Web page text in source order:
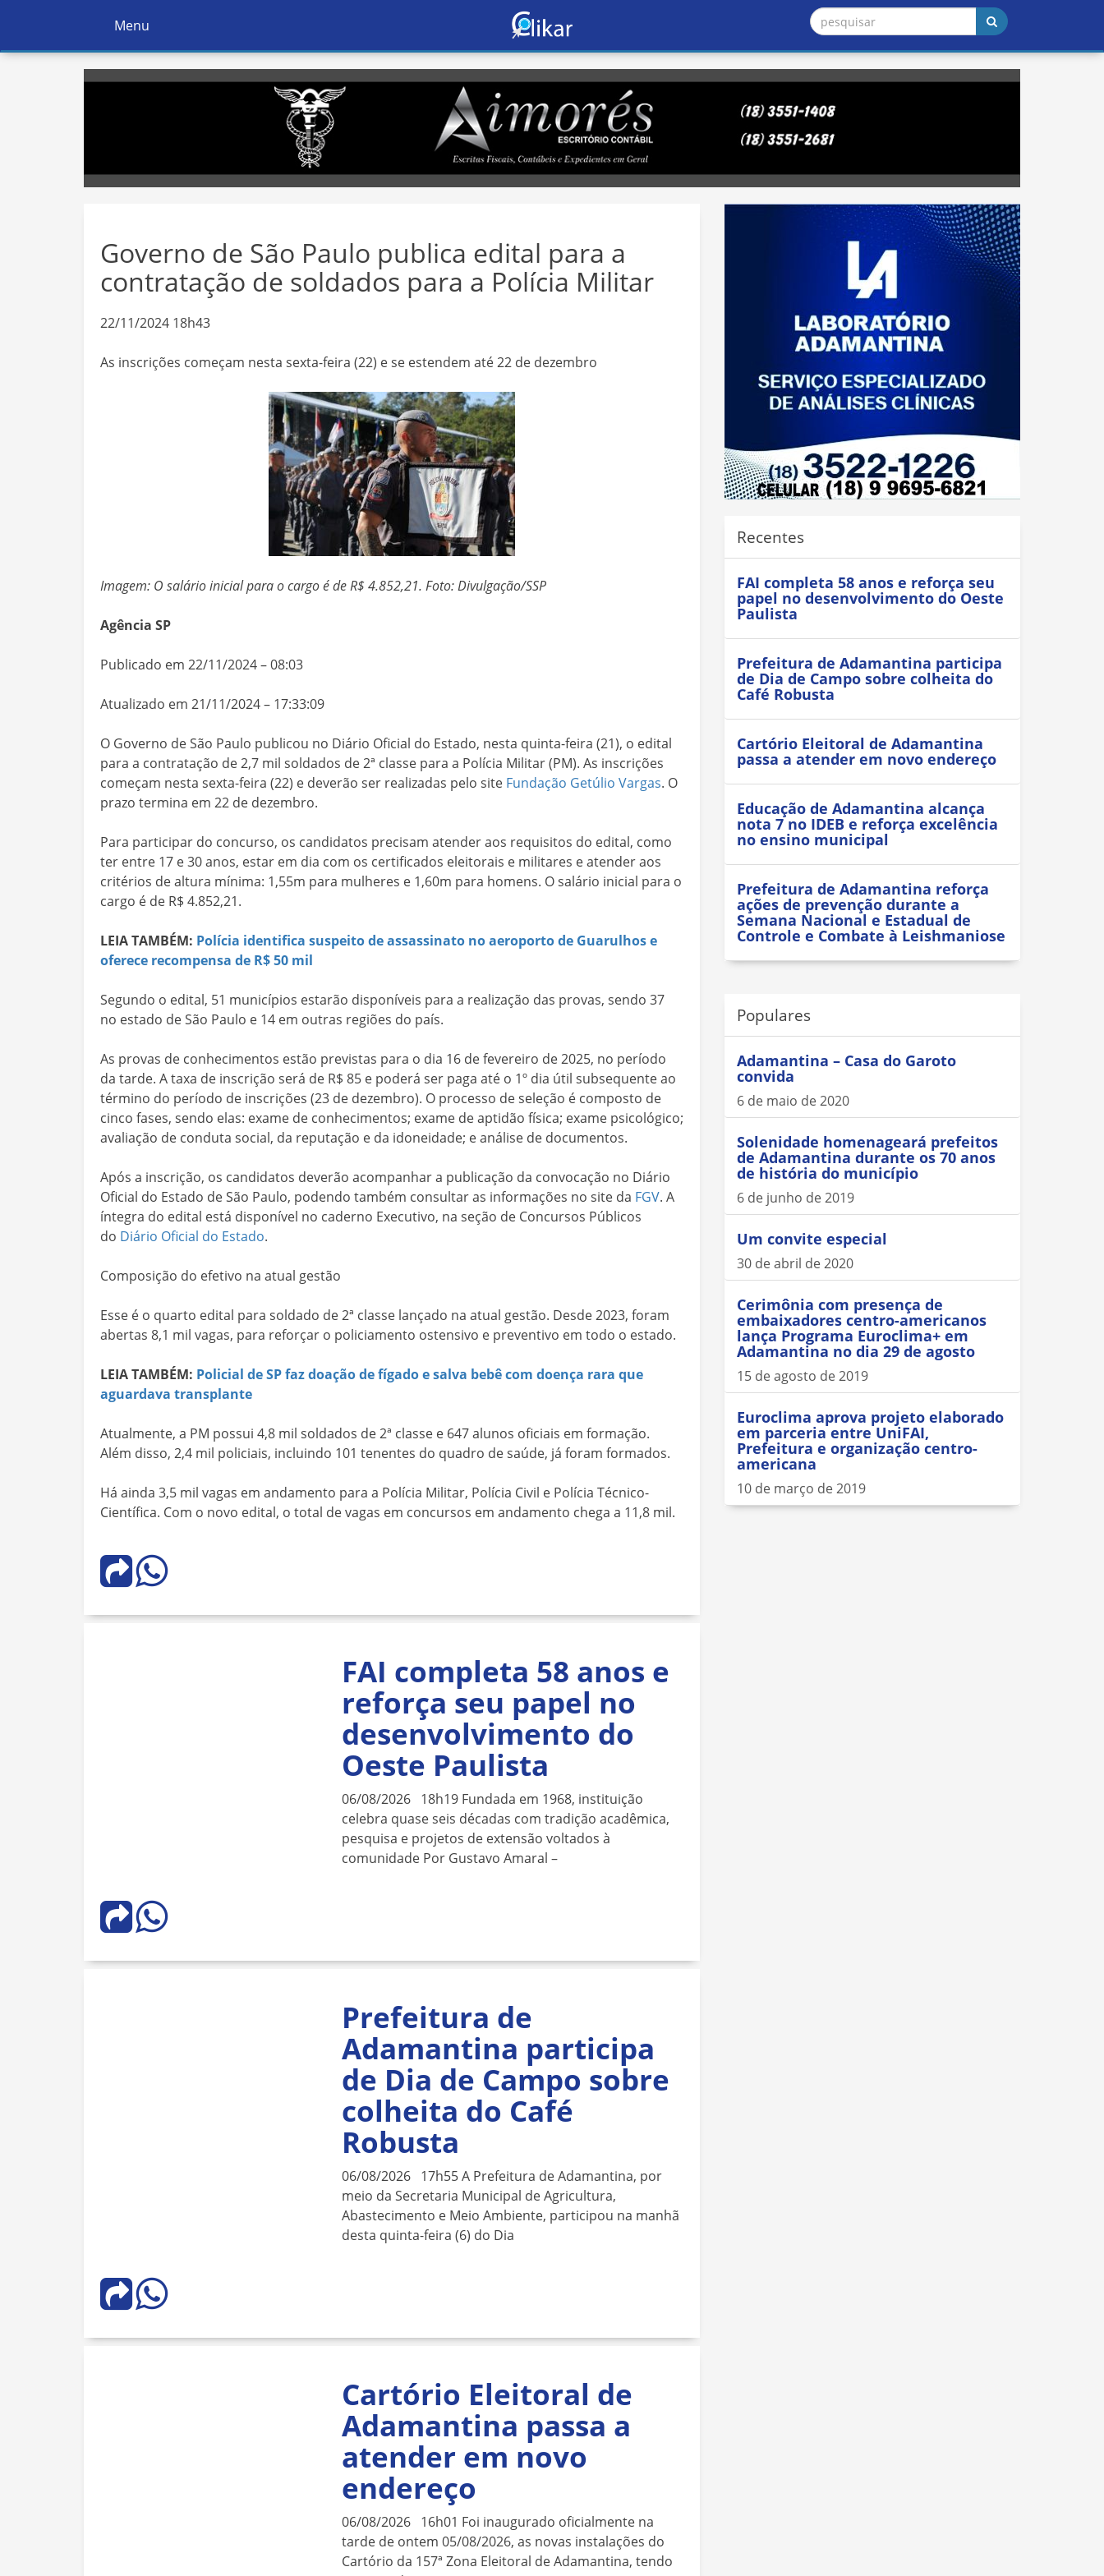
Ativar
Navegação
Menu
Governo de São Paulo publica edital para a
contratação de soldados para a Polícia Militar
22/11/2024 18h43
As inscrições começam nesta sexta-feira (22) e se estendem até 22 de dezembro
Imagem: O salário inicial para o cargo é de R$ 4.852,21. Foto: Divulgação/SSP
Agência SP
Publicado em 22/11/2024 – 08:03
Atualizado em 21/11/2024 – 17:33:09
O Governo de São Paulo publicou no Diário Oficial do Estado, nesta quinta-feira (21), o edital
para a contratação de 2,7 mil soldados de 2ª classe para a Polícia Militar (PM). As inscrições
começam nesta sexta-feira (22) e deverão ser realizadas pelo site Fundação Getúlio Vargas. O
prazo termina em 22 de dezembro.
Para participar do concurso, os candidatos precisam atender aos requisitos do edital, como
ter entre 17 e 30 anos, estar em dia com os certificados eleitorais e militares e atender aos
critérios de altura mínima: 1,55m para mulheres e 1,60m para homens. O salário inicial para o
cargo é de R$ 4.852,21.
LEIA TAMBÉM: Polícia identifica suspeito de assassinato no aeroporto de Guarulhos e
oferece recompensa de R$ 50 mil
Segundo o edital, 51 municípios estarão disponíveis para a realização das provas, sendo 37
no estado de São Paulo e 14 em outras regiões do país.
As provas de conhecimentos estão previstas para o dia 16 de fevereiro de 2025, no período
da tarde. A taxa de inscrição será de R$ 85 e poderá ser paga até o 1º dia útil subsequente ao
término do período de inscrições (23 de dezembro). O processo de seleção é composto de
cinco fases, sendo elas: exame de conhecimentos; exame de aptidão física; exame psicológico;
avaliação de conduta social, da reputação e da idoneidade; e análise de documentos.
Após a inscrição, os candidatos deverão acompanhar a publicação da convocação no Diário
Oficial do Estado de São Paulo, podendo também consultar as informações no site da FGV. A
íntegra do edital está disponível no caderno Executivo, na seção de Concursos Públicos
do Diário Oficial do Estado.
Composição do efetivo na atual gestão
Esse é o quarto edital para soldado de 2ª classe lançado na atual gestão. Desde 2023, foram
abertas 8,1 mil vagas, para reforçar o policiamento ostensivo e preventivo em todo o estado.
LEIA TAMBÉM: Policial de SP faz doação de fígado e salva bebê com doença rara que
aguardava transplante
Atualmente, a PM possui 4,8 mil soldados de 2ª classe e 647 alunos oficiais em formação.
Além disso, 2,4 mil policiais, incluindo 101 tenentes do quadro de saúde, já foram formados.
Há ainda 3,5 mil vagas em andamento para a Polícia Militar, Polícia Civil e Polícia Técnico-
Científica. Com o novo edital, o total de vagas em concursos em andamento chega a 11,8 mil.
FAI completa 58 anos e
reforça seu papel no
desenvolvimento do
Oeste Paulista
06/08/2026 18h19 Fundada em 1968, instituição
celebra quase seis décadas com tradição acadêmica,
pesquisa e projetos de extensão voltados à
comunidade Por Gustavo Amaral –
Prefeitura de
Adamantina participa
de Dia de Campo sobre
colheita do Café
Robusta
06/08/2026 17h55 A Prefeitura de Adamantina, por
meio da Secretaria Municipal de Agricultura,
Abastecimento e Meio Ambiente, participou na manhã
desta quinta-feira (6) do Dia
Cartório Eleitoral de
Adamantina passa a
atender em novo
endereço
06/08/2026 16h01 Foi inaugurado oficialmente na
tarde de ontem 05/08/2026, as novas instalações do
Cartório da 157ª Zona Eleitoral de Adamantina, tendo
Recentes
FAI completa 58 anos e reforça seu
papel no desenvolvimento do Oeste
Paulista
Prefeitura de Adamantina participa
de Dia de Campo sobre colheita do
Café Robusta
Cartório Eleitoral de Adamantina
passa a atender em novo endereço
Educação de Adamantina alcança
nota 7 no IDEB e reforça excelência
no ensino municipal
Prefeitura de Adamantina reforça
ações de prevenção durante a
Semana Nacional e Estadual de
Controle e Combate à Leishmaniose
Populares
Adamantina – Casa do Garoto
convida
6 de maio de 2020
Solenidade homenageará prefeitos
de Adamantina durante os 70 anos
de história do município
6 de junho de 2019
Um convite especial
30 de abril de 2020
Cerimônia com presença de
embaixadores centro-americanos
lança Programa Euroclima+ em
Adamantina no dia 29 de agosto
15 de agosto de 2019
Euroclima aprova projeto elaborado
em parceria entre UniFAI,
Prefeitura e organização centro-
americana
10 de março de 2019